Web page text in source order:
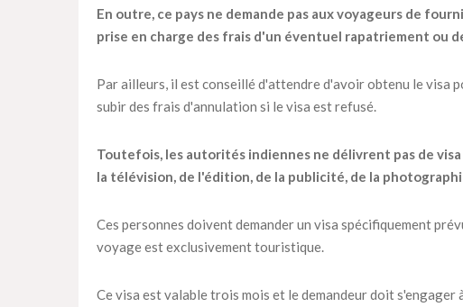
En outre, ce pays ne demande pas aux voyageurs de
prise en charge des frais d'un éventuel rapatriement ou
Par ailleurs, il est conseillé d'attendre d'avoir obtenu le visa
subir des frais d'annulation si le visa est refusé.
Toutefois, les autorités indiennes ne délivrent pas de
la télévision, de l'édition, de la publicité, de la
Ces personnes doivent demander un visa spécifiquement
voyage est exclusivement touristique.
Ce visa est valable trois mois et le demandeur doit